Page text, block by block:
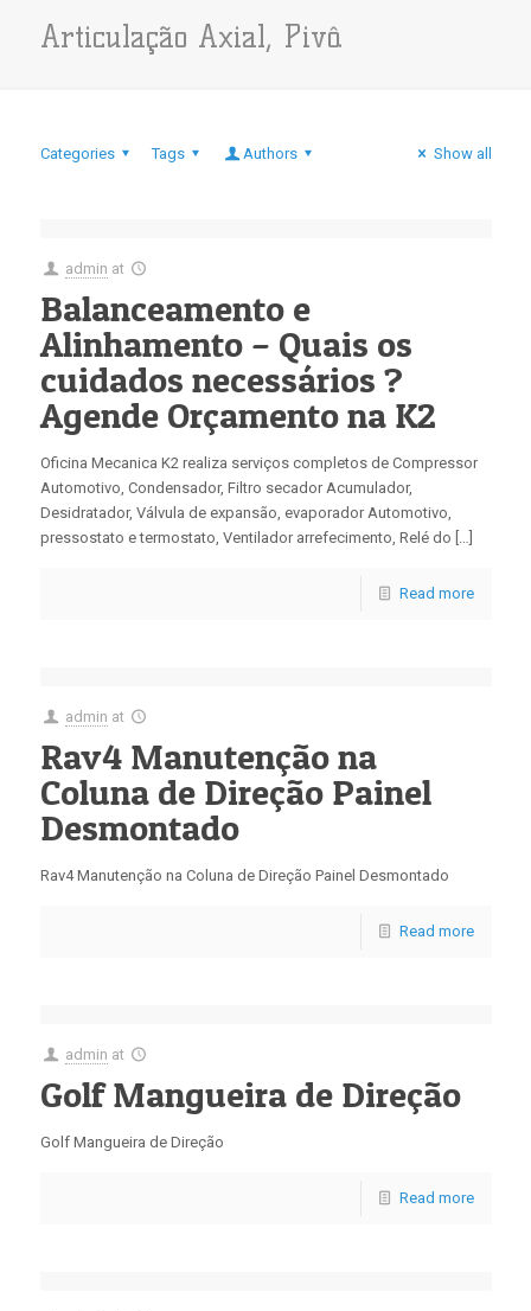
Articulação Axial, Pivô.
Categories Tags Authors Show all
admin at
Balanceamento e
Alinhamento – Quais os
cuidados necessários ?
Agende Orçamento na K2
Oficina Mecanica K2 realiza serviços completos de Compressor
Automotivo, Condensador, Filtro secador Acumulador,
Desidratador, Válvula de expansão, evaporador Automotivo,
pressostato e termostato, Ventilador arrefecimento, Relé do […]
Read more
admin at
Rav4 Manutenção na
Coluna de Direção Painel
Desmontado
Rav4 Manutenção na Coluna de Direção Painel Desmontado
Read more
admin at
Golf Mangueira de Direção
Golf Mangueira de Direção
Read more